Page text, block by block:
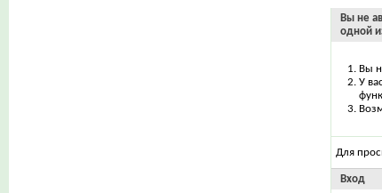
Вы не
одной
Вы
У
Для
Вход